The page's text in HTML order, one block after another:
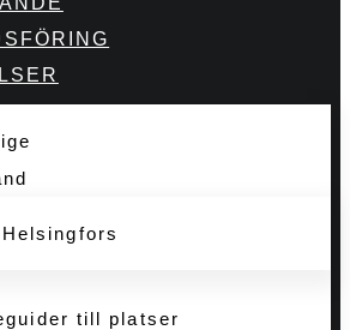
Helsingfors
till platser